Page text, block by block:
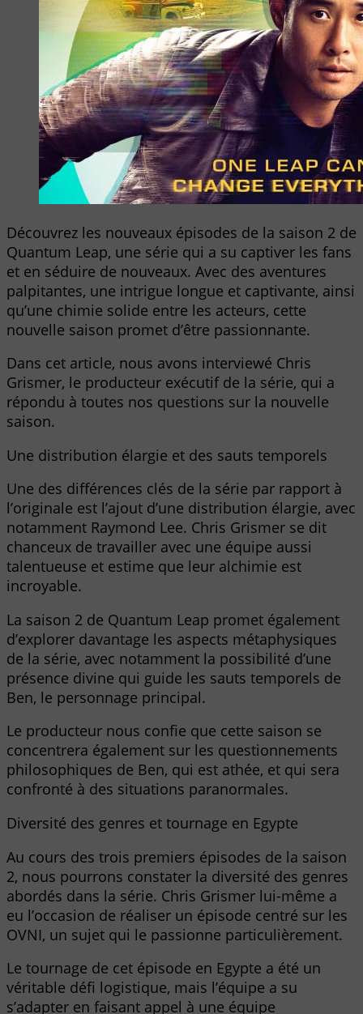
Découvrez les nouveaux épisodes de la saison 2 de
Quantum Leap, une série qui a su captiver les fans
et en séduire de nouveaux. Avec des aventures
palpitantes, une intrigue longue et captivante, ainsi
qu’une chimie solide entre les acteurs, cette
nouvelle saison promet d’être passionnante.
Dans cet article, nous avons interviewé Chris
Grismer, le producteur exécutif de la série, qui a
répondu à toutes nos questions sur la nouvelle
saison.
Une distribution élargie et des sauts temporels
Une des différences clés de la série par rapport à
l’originale est l’ajout d’une distribution élargie, avec
notamment Raymond Lee. Chris Grismer se dit
chanceux de travailler avec une équipe aussi
talentueuse et estime que leur alchimie est
incroyable.
La saison 2 de Quantum Leap promet également
d’explorer davantage les aspects métaphysiques
de la série, avec notamment la possibilité d’une
présence divine qui guide les sauts temporels de
Ben, le personnage principal.
Le producteur nous confie que cette saison se
concentrera également sur les questionnements
philosophiques de Ben, qui est athée, et qui sera
confronté à des situations paranormales.
Diversité des genres et tournage en Egypte
Au cours des trois premiers épisodes de la saison
2, nous pourrons constater la diversité des genres
abordés dans la série. Chris Grismer lui-même a
eu l’occasion de réaliser un épisode centré sur les
OVNI, un sujet qui le passionne particulièrement.
Le tournage de cet épisode en Egypte a été un
véritable défi logistique, mais l’équipe a su
s’adapter en faisant appel à une équipe